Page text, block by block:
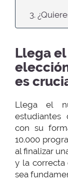
3.
Llega
es
Llega el
estudiantes
con su
10.000
al finalizar
y la correcta
sea